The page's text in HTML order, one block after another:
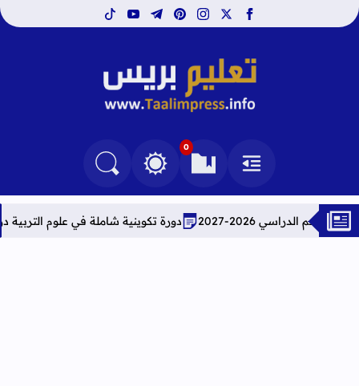
facebook
x
instagram
pinterest
telegram
youtube
tiktok
تعليم بريس TaalimPress
القائمة
0
العلامات المرجعيةالتغيير بين الوضع النهاري والداكن
البحث في المدونة
2027 دورة تكوينية شاملة في علوم التربية دراسة معمقة